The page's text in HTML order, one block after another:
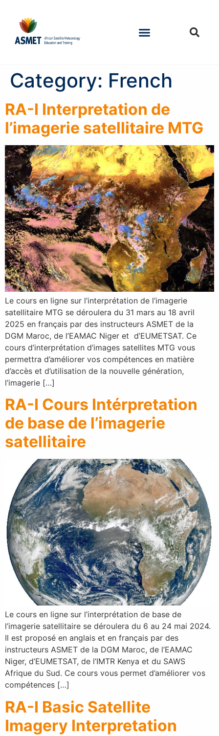
Category: French
RA-I Interpretation de
l’imagerie satellitaire MTG
Le cours en ligne sur l’interprétation de l’imagerie
satellitaire MTG se déroulera du 31 mars au 18 avril
2025 en français par des instructeurs ASMET de la
DGM Maroc, de l’EAMAC Niger et d’EUMETSAT. Ce
cours d’interprétation d’images satellites MTG vous
permettra d’améliorer vos compétences en matière
d’accès et d’utilisation de la nouvelle génération,
l’imagerie […]
RA-I Cours Intérpretation
de base de l’imagerie
satellitaire
Le cours en ligne sur l’interprétation de base de
l’imagerie satellitaire se déroulera du 6 au 24 mai 2024.
Il est proposé en anglais et en français par des
instructeurs ASMET de la DGM Maroc, de l’EAMAC
Niger, d’EUMETSAT, de l’IMTR Kenya et du SAWS
Afrique du Sud. Ce cours vous permet d’améliorer vos
compétences […]
RA-I Basic Satellite
Imagery Interpretation